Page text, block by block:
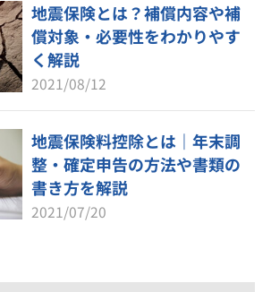
地震保険とは？補償内容や補
償対象・必要性をわかりやす
く解説
2021/08/12
地震保険料控除とは｜年末調
整・確定申告の方法や書類の
書き方を解説
2021/07/20